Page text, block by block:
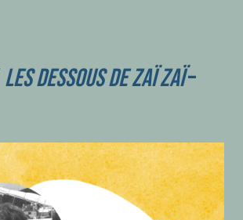
LES DESSOUS DE ZAÏ ZAÏ–